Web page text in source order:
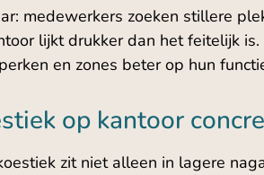
medewerkers zoeken stillere
lijkt drukker dan het feitelijk
en zones beter op hun
op kantoor
zit niet alleen in lagere